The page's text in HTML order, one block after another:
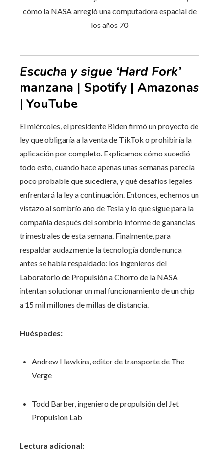
Escucha y sigue ‘Hard Fork’
manzana | Spotify | Amazonas
| YouTube
El miércoles, el presidente Biden firmó un proyecto de
ley que obligaría a la venta de TikTok o prohibiría la
aplicación por completo. Explicamos cómo sucedió
todo esto, cuando hace apenas unas semanas parecía
poco probable que sucediera, y qué desafíos legales
enfrentará la ley a continuación. Entonces, echemos un
vistazo al sombrío año de Tesla y lo que sigue para la
compañía después del sombrío informe de ganancias
trimestrales de esta semana. Finalmente, para
respaldar audazmente la tecnología donde nunca
antes se había respaldado: los ingenieros del
Laboratorio de Propulsión a Chorro de la NASA
intentan solucionar un mal funcionamiento de un chip
a 15 mil millones de millas de distancia.
Huéspedes:
Andrew Hawkins, editor de transporte de The
Verge
Todd Barber, ingeniero de propulsión del Jet
Propulsion Lab
Lectura adicional: